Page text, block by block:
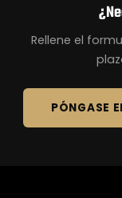
Rellene el
PÓNGASE